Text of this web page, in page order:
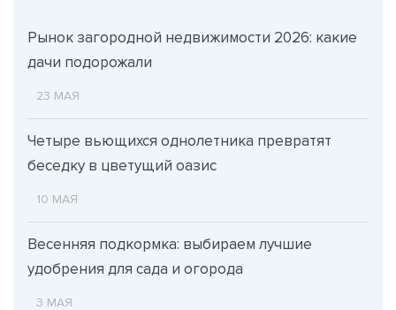
Рынок загородной недвижимости 2026: какие
дачи подорожали
23 МАЯ
Четыре вьющихся однолетника превратят
беседку в цветущий оазис
10 МАЯ
Весенняя подкормка: выбираем лучшие
удобрения для сада и огорода
3 МАЯ